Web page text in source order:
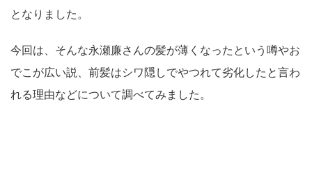
となりました。
今回は、そんな永瀬廉さんの髪が薄くなったという噂やお
でこが広い説、前髪はシワ隠しでやつれて劣化したと言わ
れる理由などについて調べてみました。